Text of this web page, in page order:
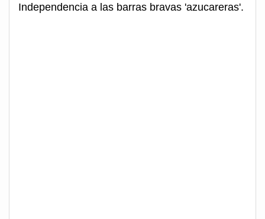
Independencia a las barras bravas 'azucareras'.